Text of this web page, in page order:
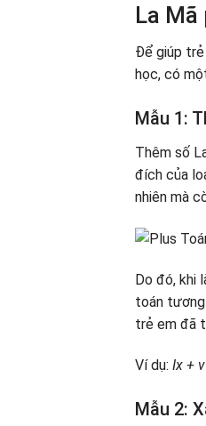
La
Để giúp
học, có
Mẫu 1:
Thêm số
đích của
nhiên mà
Do đó, khi
toán
trẻ em đã
Ví dụ: Ix +
Mẫu 2: